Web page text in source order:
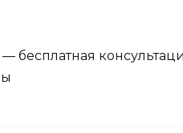
бесплатная